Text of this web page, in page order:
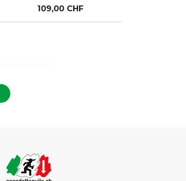
109,00 CHF